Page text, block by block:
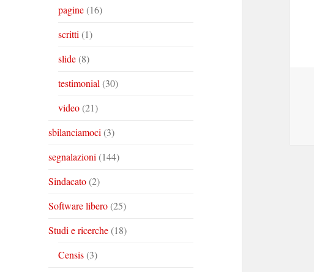
pagine(16)
scritti (1)
slide(8)
testimonial (30)
video(21)
sbilanciamoci (3)
segnalazioni (144)
Sindacato(2)
Software libero(25)
Studi e ricerche(18)
Censis(3)